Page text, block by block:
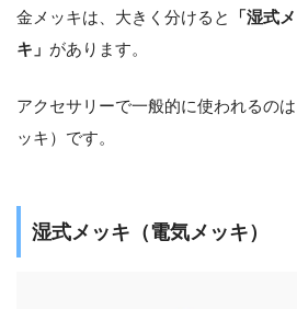
金メッキは、大きく分けると 「湿式
キ」 があります。
アクセサリーで一般的に使われるの
ッキ）です。
湿式メッキ（電気メッキ）